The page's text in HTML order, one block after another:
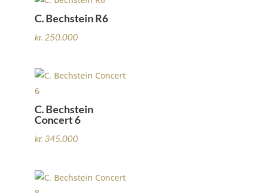
C. Bechstein R6
kr. 250.000
C. Bechstein
Concert 6
kr. 345.000